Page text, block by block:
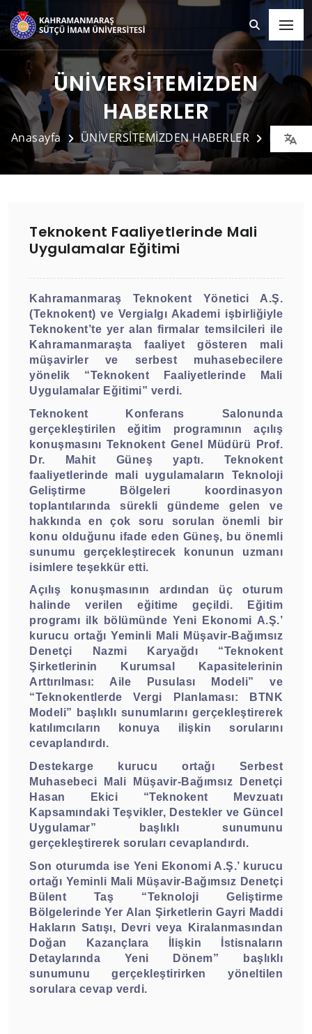
ÜNİVERSİTEMİZDEN
HABERLER
Anasayfa ÜNİVERSİTEMİZDEN HABERLER Detay
Teknokent Faaliyetlerinde Mali
Uygulamalar Eğitimi
Kahramanmaraş Teknokent Yönetici A.Ş.
(Teknokent) ve Vergialgı Akademi işbirliğiyle
Teknokent’te yer alan firmalar temsilcileri ile
Kahramanmaraşta faaliyet gösteren mali
müşavirler ve serbest muhasebecilere
yönelik “Teknokent Faaliyetlerinde Mali
Uygulamalar Eğitimi” verdi.
Teknokent Konferans Salonunda
gerçekleştirilen eğitim programının açılış
konuşmasını Teknokent Genel Müdürü Prof.
Dr. Mahit Güneş yaptı. Teknokent
faaliyetlerinde mali uygulamaların Teknoloji
Geliştirme Bölgeleri koordinasyon
toplantılarında sürekli gündeme gelen ve
hakkında en çok soru sorulan önemli bir
konu olduğunu ifade eden Güneş, bu önemli
sunumu gerçekleştirecek konunun uzmanı
isimlere teşekkür etti.
Açılış konuşmasının ardından üç oturum
halinde verilen eğitime geçildi. Eğitim
programı ilk bölümünde Yeni Ekonomi A.Ş.’
kurucu ortağı Yeminli Mali Müşavir-Bağımsız
Denetçi Nazmi Karyağdı “Teknokent
Şirketlerinin Kurumsal Kapasitelerinin
Arttırılması: Aile Pusulası Modeli” ve
“Teknokentlerde Vergi Planlaması: BTNK
Modeli” başlıklı sunumlarını gerçekleştirerek
katılımcıların konuya ilişkin sorularını
cevaplandırdı.
Destekarge kurucu ortağı Serbest
Muhasebeci Mali Müşavir-Bağımsız Denetçi
Hasan Ekici “Teknokent Mevzuatı
Kapsamındaki Teşvikler, Destekler ve Güncel
Uygulamar” başlıklı sunumunu
gerçekleştirerek soruları cevaplandırdı.
Son oturumda ise Yeni Ekonomi A.Ş.’ kurucu
ortağı Yeminli Mali Müşavir-Bağımsız Denetçi
Bülent Taş “Teknoloji Geliştirme
Bölgelerinde Yer Alan Şirketlerin Gayri Maddi
Hakların Satışı, Devri veya Kiralanmasından
Doğan Kazançlara İlişkin İstisnaların
Detaylarında Yeni Dönem” başlıklı
sunumunu gerçekleştirirken yöneltilen
sorulara cevap verdi.